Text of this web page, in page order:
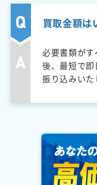
買取金額は
必要書類が
後、最短で
振り込みいた